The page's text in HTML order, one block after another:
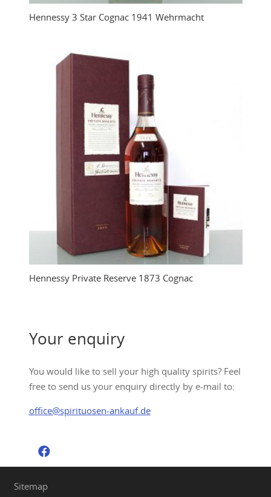
Hennessy 3 Star Cognac 1941 Wehrmacht
Hennessy Private Reserve 1873 Cognac
Your enquiry
You would like to sell your high quality spirits? Feel
free to send us your enquiry directly by e-mail to:
office@spirituosen-ankauf.de
Sitemap